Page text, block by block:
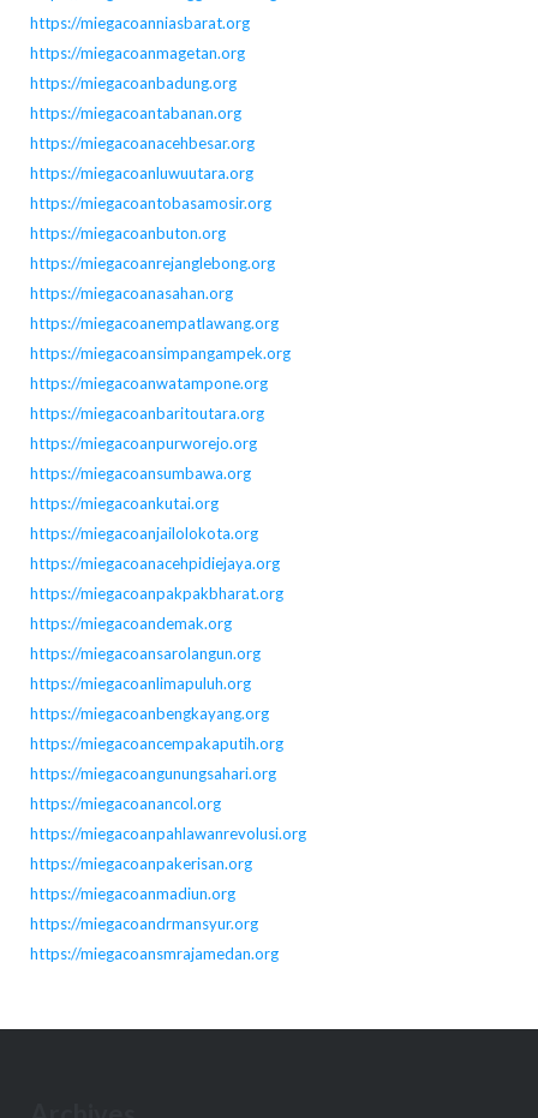
https://miegacoanniasbarat.org
https://miegacoanmagetan.org
https://miegacoanbadung.org
https://miegacoantabanan.org
https://miegacoanacehbesar.org
https://miegacoanluwuutara.org
https://miegacoantobasamosir.org
https://miegacoanbuton.org
https://miegacoanrejanglebong.org
https://miegacoanasahan.org
https://miegacoanempatlawang.org
https://miegacoansimpangampek.org
https://miegacoanwatampone.org
https://miegacoanbaritoutara.org
https://miegacoanpurworejo.org
https://miegacoansumbawa.org
https://miegacoankutai.org
https://miegacoanjailolokota.org
https://miegacoanacehpidiejaya.org
https://miegacoanpakpakbharat.org
https://miegacoandemak.org
https://miegacoansarolangun.org
https://miegacoanlimapuluh.org
https://miegacoanbengkayang.org
https://miegacoancempakaputih.org
https://miegacoangunungsahari.org
https://miegacoanancol.org
https://miegacoanpahlawanrevolusi.org
https://miegacoanpakerisan.org
https://miegacoanmadiun.org
https://miegacoandrmansyur.org
https://miegacoansmrajamedan.org